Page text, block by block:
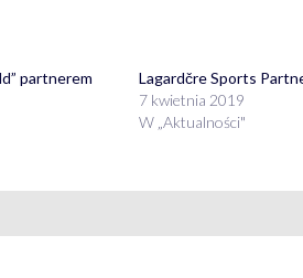
partnerem
Lagardčre Sports
7 kwietnia 2019
W „Aktualności"